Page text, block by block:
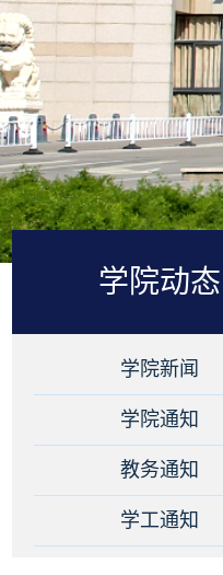
学院动态
学院新闻
学院通知
教务通知
学工通知